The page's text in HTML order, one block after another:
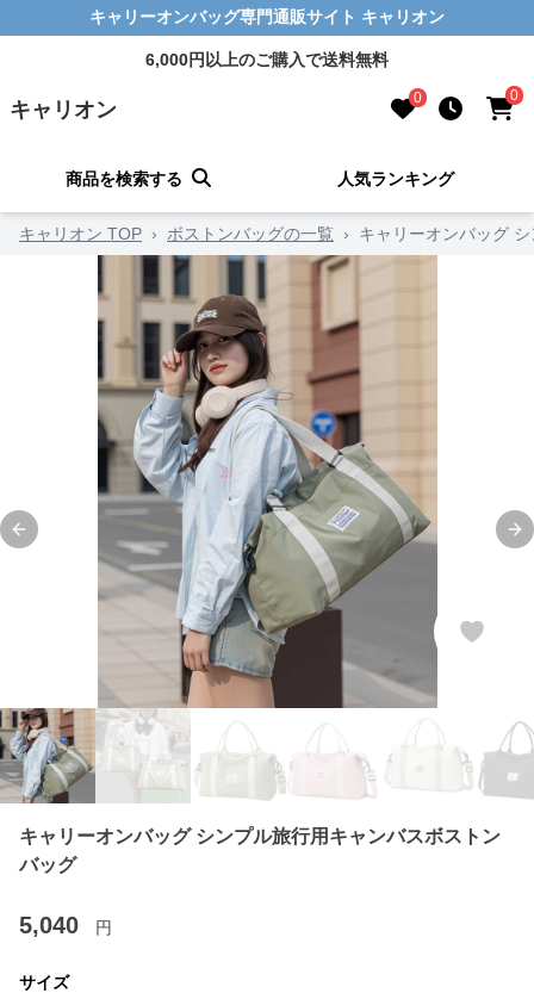
キャリーオンバッグ専門通販サイト キャリオン
6,000円以上のご購入で送料無料
キャリオン 0 0
商品を検索する 人気ランキング
キャリオン TOP › ボストンバッグの一覧 › キャリーオンバッグ
Previous slide
キャリーオンバッグ シンプル旅行用キャンバスボストン
バッグ
5,040 円
サイズ